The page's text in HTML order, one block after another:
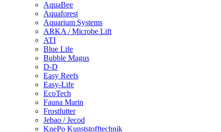
AquaBee
Aquaforest
Aquarium Systems
ARKA / Microbe Lift
ATI
Blue Life
Bubble Magus
D-D
Easy Reefs
Easy-Life
EcoTech
Fauna Marin
Frostfutter
Jebao / Jecod
KnePo Kunststofftechnik